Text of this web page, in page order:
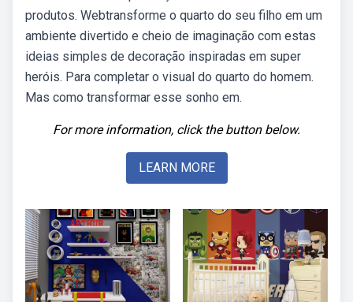
produtos. Webtransforme o quarto do seu filho em um
ambiente divertido e cheio de imaginação com estas
ideias simples de decoração inspiradas em super
heróis. Para completar o visual do quarto do homem.
Mas como transformar esse sonho em.
For more information, click the button below.
LEARN MORE